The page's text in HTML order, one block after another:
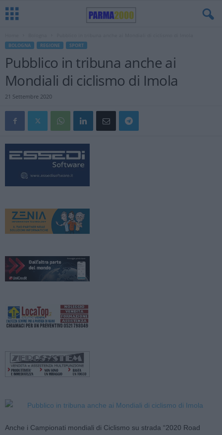
BOLOGNA REGIONE SPORT
Pubblico in tribuna anche ai
Mondiali di ciclismo di Imola
21 Settembre 2020
Anche i Campionati mondiali di Ciclismo su strada “2020 Road